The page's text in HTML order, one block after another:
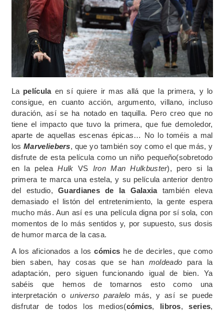
La películaen sí quiere ir mas allá que la primera, y lo
consigue, en cuanto acción, argumento, villano, incluso
duración, así se ha notado en taquilla. Pero creo que no
tiene el impacto que tuvo la primera, que fue demoledor,
aparte de aquellas escenas épicas… No lo toméis a mal
losMarveliebers, que yo también soy como el que más, y
disfrute de esta película como un niño pequeño(sobretodo
en la peleaHulk VS Iron Man Hulkbuster), pero si la
primera te marca una estela, y su película anterior dentro
del estudio,Guardianes de la Galaxiatambién eleva
demasiado el listón del entretenimiento, la gente espera
mucho más. Aun así es una película digna por sí sola, con
momentos de lo más sentidos y, por supuesto, sus dosis
de humor marca de la casa.
A los aficionados a loscómics he de decirles, que como
bien saben, hay cosas que se han moldeado para la
adaptación, pero siguen funcionando igual de bien. Ya
sabéis que hemos de tomarnos esto como una
interpretación ouniverso paralelo más, y así se puede
disfrutar de todos los medios(cómics, libros,series,